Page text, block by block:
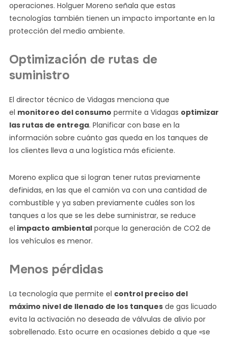
operaciones. Holguer Moreno señala que estas
tecnologías también tienen un impacto importante en la
protección del medio ambiente.
Optimización de rutas de
suministro
El director técnico de Vidagas menciona que
el monitoreo del consumo permite a Vidagas optimizar
las rutas de entrega. Planificar con base en la
información sobre cuánto gas queda en los tanques de
los clientes lleva a una logística más eficiente.
Moreno explica que si logran tener rutas previamente
definidas, en las que el camión va con una cantidad de
combustible y ya saben previamente cuáles son los
tanques a los que se les debe suministrar, se reduce
el impacto ambientalporque la generación de CO2 de
los vehículos es menor.
Menos pérdidas
La tecnología que permite el control preciso del
máximo nivel de llenado de los tanquesde gas licuado
evita la activación no deseada de válvulas de alivio por
sobrellenado. Esto ocurre en ocasiones debido a que «se